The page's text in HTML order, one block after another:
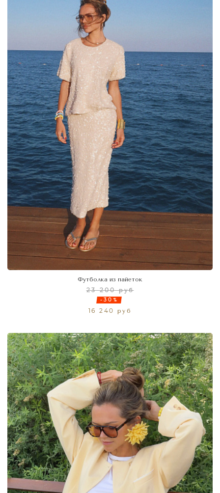
Футболка из пайеток
23 200 руб
-30%
16 240 руб